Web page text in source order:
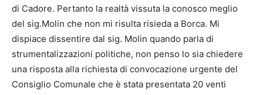
di Cadore. Pertanto la realtà vissuta la conosco meglio
del sig.Molin che non mi risulta risieda a Borca. Mi
dispiace dissentire dal sig. Molin quando parla di
strumentalizzazioni politiche, non penso lo sia chiedere
una risposta alla richiesta di convocazione urgente del
Consiglio Comunale che è stata presentata 20 venti